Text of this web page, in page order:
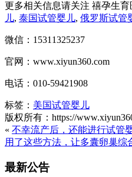
更多相关信息请关注 禧孕生育
儿, 泰国试管婴儿, 俄罗斯试管
微信：15311325237
官网：www.xiyun360.com
电话：010-59421908
标签： 美国试管婴儿
版权所有：https://
« 不幸流产后，还能进行试管
用了这些方法，让多囊卵巢综
最新公告